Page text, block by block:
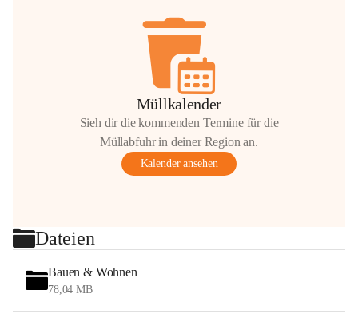
Müllkalender
Sieh dir die kommenden Termine für die
Müllabfuhr in deiner Region an.
Kalender ansehen
Dateien
Bauen & Wohnen
78,04 MB